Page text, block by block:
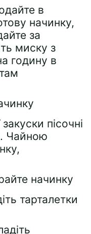
в
начинку,
за
миску з
годину в
пісочні
Чайною
тарталетки